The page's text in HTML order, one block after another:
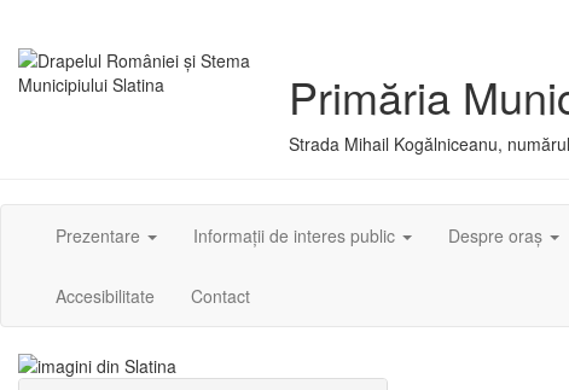
Primăria
Strada Mihail Kogălniceanu,
Prezentare Informații de interes public Despre oraș
Accesibilitate Contact